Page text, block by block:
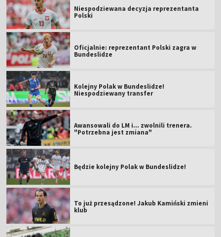
Niespodziewana decyzja reprezentanta
Polski
Oficjalnie: reprezentant Polski zagra w
Bundeslidze
Kolejny Polak w Bundeslidze!
Niespodziewany transfer
Awansowali do LM i... zwolnili trenera.
"Potrzebna jest zmiana"
Będzie kolejny Polak w Bundeslidze!
To już przesądzone! Jakub Kamiński zmieni
klub